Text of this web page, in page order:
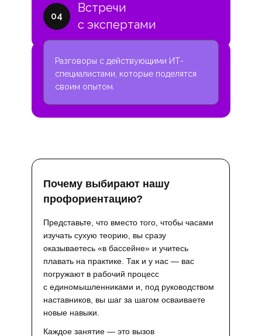
Разговоры с действующими ИТ-
специалистами, которые поделятся
своим опытом.
Встречи
с экспертами
04
Почему выбирают нашу
профориентацию?
Представьте, что вместо того, чтобы часами
изучать сухую теорию, вы сразу
оказываетесь «в бассейне» и учитесь
плавать на практике. Так и у нас — вас
погружают в рабочий процесс
с единомышленниками и, под руководством
наставников, вы шаг за шагом осваиваете
новые навыки.
Каждое занятие — это вызов